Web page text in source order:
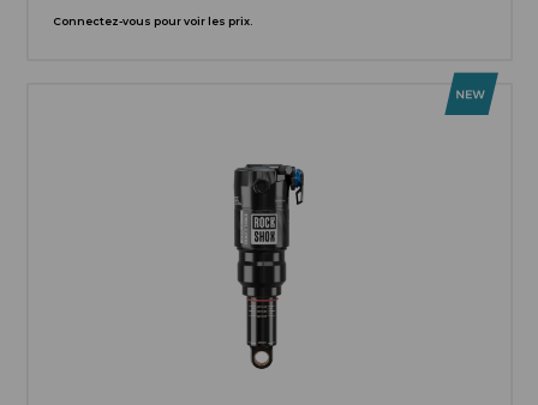
Connectez-vous pour voir les prix.